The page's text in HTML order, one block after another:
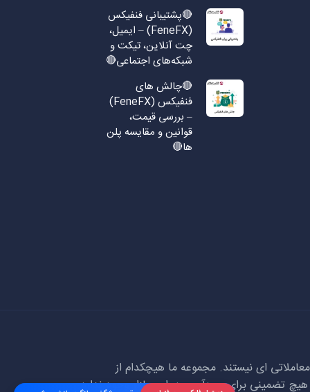
🔴پشتیبانی فنفیکس
(FeneFX) – ایمیل،
چت آنلاین، تیکت و
شبکه‌های اجتماعی🔴
🔴چالش های
فنفیکس (FeneFX)
– بررسی قیمت،
قوانین و مقایسه پلن
ها🔴
ای نیستند. مجموعه ما هیچکدام از
تضمینی برای سودآوری در این بازار وجود ندارد